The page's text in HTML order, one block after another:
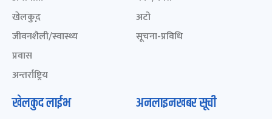
खेलकुद़़
जीवनशैली/स्वास्थ्य
प्रवास
अन्तर्राष्ट्रिय
अटो
सूचना-प्रविधि
खेलकुद लाईभ अनलाइनखबर सूची